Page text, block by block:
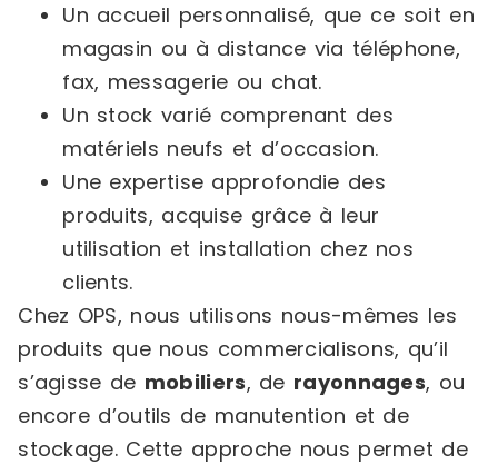
Un accueil personnalisé, que ce soit en
magasin ou à distance via téléphone,
fax, messagerie ou chat.
Un stock varié comprenant des
matériels neufs et d’occasion.
Une expertise approfondie des
produits, acquise grâce à leur
utilisation et installation chez nos
clients.
Chez OPS, nous utilisons nous-mêmes les
produits que nous commercialisons, qu’il
s’agisse de mobiliers, de rayonnages, ou
encore d’outils de manutention et de
stockage. Cette approche nous permet de